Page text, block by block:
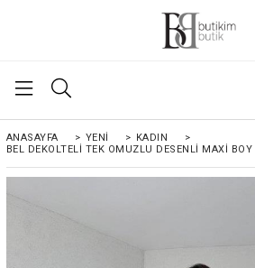
ANASAYFA > YENİ > KADIN
>
BEL DEKOLTELI TEK OMUZLU DESENLI MAXI BOY